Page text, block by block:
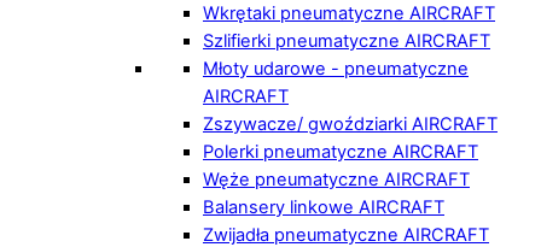
Wkrętaki pneumatyczne AIRCRAFT
Szlifierki pneumatyczne AIRCRAFT
Młoty udarowe - pneumatyczne
AIRCRAFT
Zszywacze/ gwoździarki AIRCRAFT
Polerki pneumatyczne AIRCRAFT
Węże pneumatyczne AIRCRAFT
Balansery linkowe AIRCRAFT
Zwijadła pneumatyczne AIRCRAFT